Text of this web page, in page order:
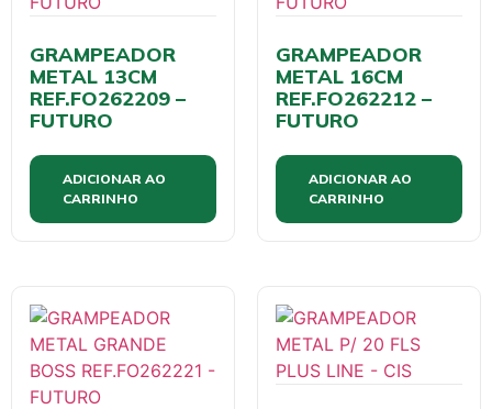
GRAMPEADOR
METAL 13CM
REF.FO262209 –
FUTURO
ADICIONAR AO
CARRINHO
GRAMPEADOR
METAL 16CM
REF.FO262212 –
FUTURO
ADICIONAR AO
CARRINHO